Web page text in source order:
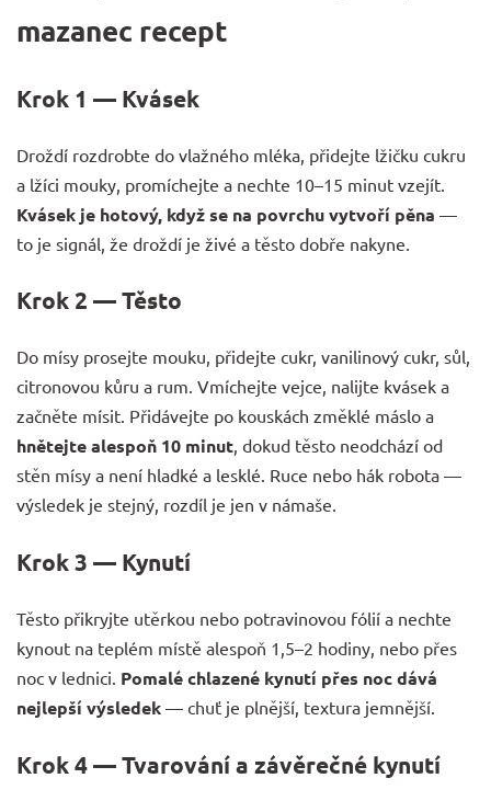
mazanec recept
Krok 1 — Kvásek
Droždí rozdrobte do vlažného mléka, přidejte lžičku cukru
a lžíci mouky, promíchejte a nechte 10–15 minut vzejít.
Kvásek je hotový, když se na povrchu vytvoří pěna —
to je signál, že droždí je živé a těsto dobře nakyne.
Krok 2 — Těsto
Do mísy prosejte mouku, přidejte cukr, vanilinový cukr, sůl,
citronovou kůru a rum. Vmíchejte vejce, nalijte kvásek a
začněte mísit. Přidávejte po kouskách změklé máslo a
hnětejte alespoň 10 minut, dokud těsto neodchází od
stěn mísy a není hladké a lesklé. Ruce nebo hák robota —
výsledek je stejný, rozdíl je jen v námaše.
Krok 3 — Kynutí
Těsto přikryjte utěrkou nebo potravinovou fólií a nechte
kynout na teplém místě alespoň 1,5–2 hodiny, nebo přes
noc v lednici. Pomalé chlazené kynutí přes noc dává
nejlepší výsledek — chuť je plnější, textura jemnější.
Krok 4 — Tvarování a závěrečné kynutí